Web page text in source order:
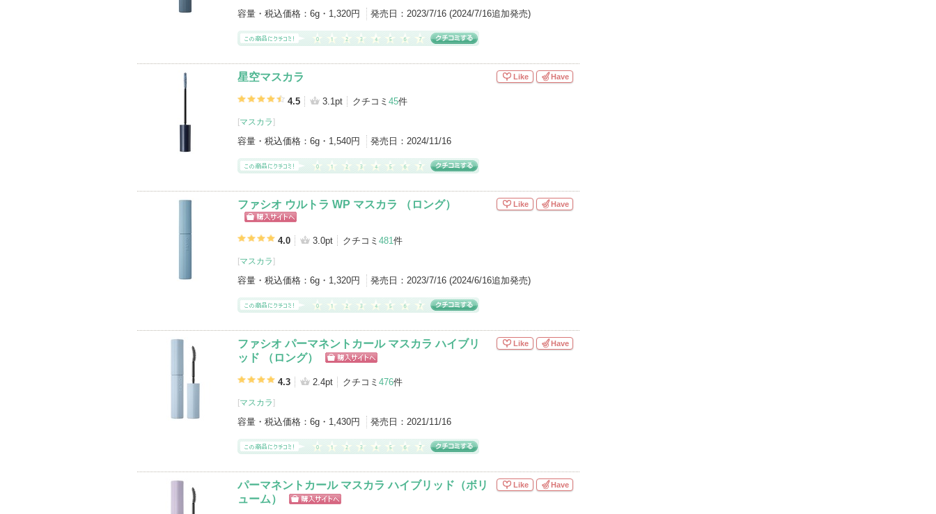
容量・税込価格： 6g・1,320円 発売日： 2023/7/16 (2024/7/16追加発売)
星空マスカラ
4.5 3.1pt クチコミ 45件
[マスカラ]
容量・税込価格： 6g・1,540円 発売日： 2024/11/16
Like Have
ファシオ ウルトラ WP マスカラ （ロング）
グサイトへ
4.0 3.0pt クチコミ 481件
[マスカラ]
容量・税込価格： 6g・1,320円 発売日： 2023/7/16 (2024/6/16追加発売)
Like Have
ファシオ パーマネントカール マスカラ ハイブリ
ッド （ロング）
グサイトへ
4.3 2.4pt クチコミ 476件
[マスカラ]
容量・税込価格： 6g・1,430円 発売日： 2021/11/16
Like Have
パーマネントカール マスカラ ハイブリッド（ボリ
ューム）
Like Have